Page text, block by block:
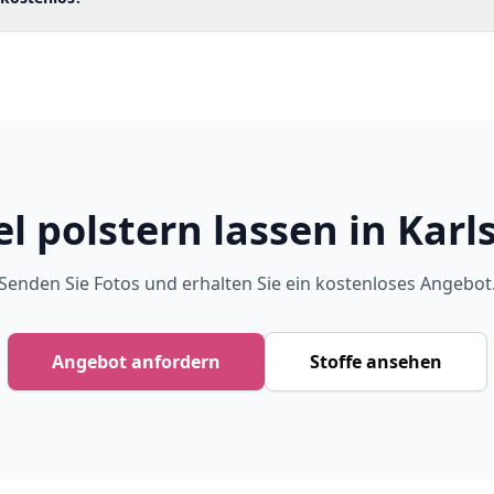
polstern lassen in
Sie Fotos und erhalten Sie ein kostenloses Angebot.
Angebot anfordern Stoffe ansehen